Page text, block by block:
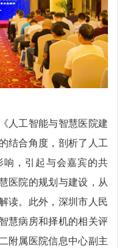
人工智能与智慧医院建
结合角度，剖析了人工
响，引起与会嘉宾的共
医院的规划与建设，从
读。此外，深圳市人民
慧病房和择机的相关评
附属医院信息中心副主